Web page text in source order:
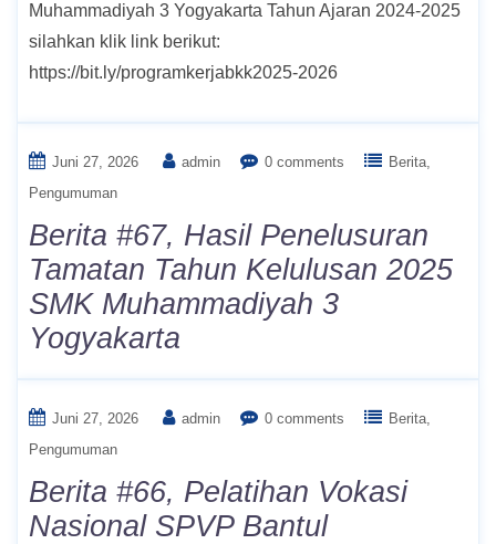
Muhammadiyah 3 Yogyakarta Tahun Ajaran 2024-2025
silahkan klik link berikut:
https://bit.ly/programkerjabkk2025-2026
Juni 27, 2026 admin 0 comments
Berita
Pengumuman
Berita #67, Hasil Penelusuran
Tamatan Tahun Kelulusan 2025
SMK Muhammadiyah 3
Yogyakarta
Juni 27, 2026 admin 0 comments
Berita
Pengumuman
Berita #66, Pelatihan Vokasi
Nasional SPVP Bantul